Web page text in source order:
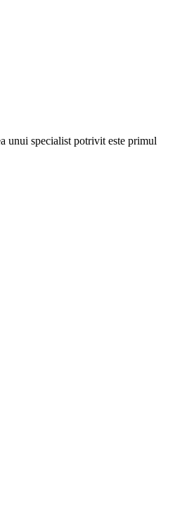
unui specialist potrivit este primul